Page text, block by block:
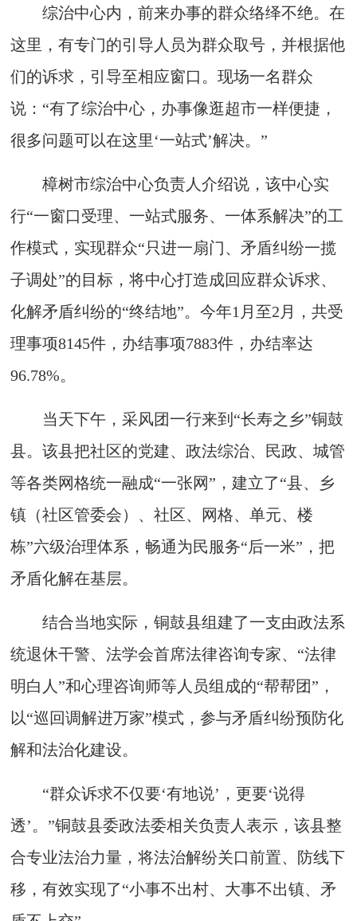
综治中心内，前来办事的群众络绎不绝。在
这里，有专门的引导人员为群众取号，并根据他
们的诉求，引导至相应窗口。现场一名群众
说：“有了综治中心，办事像逛超市一样便捷，
很多问题可以在这里‘一站式’解决。”
樟树市综治中心负责人介绍说，该中心实
行“一窗口受理、一站式服务、一体系解决”的工
作模式，实现群众“只进一扇门、矛盾纠纷一揽
子调处”的目标，将中心打造成回应群众诉求、
化解矛盾纠纷的“终结地”。今年1月至2月，共受
理事项8145件，办结事项7883件，办结率达
96.78%。
当天下午，采风团一行来到“长寿之乡”铜鼓
县。该县把社区的党建、政法综治、民政、城管
等各类网格统一融成“一张网”，建立了“县、乡
镇（社区管委会）、社区、网格、单元、楼
栋”六级治理体系，畅通为民服务“后一米”，把
矛盾化解在基层。
结合当地实际，铜鼓县组建了一支由政法系
统退休干警、法学会首席法律咨询专家、“法律
明白人”和心理咨询师等人员组成的“帮帮团”，
以“巡回调解进万家”模式，参与矛盾纠纷预防化
解和法治化建设。
“群众诉求不仅要‘有地说’，更要‘说得
透’。”铜鼓县委政法委相关负责人表示，该县整
合专业法治力量，将法治解纷关口前置、防线下
移，有效实现了“小事不出村、大事不出镇、矛